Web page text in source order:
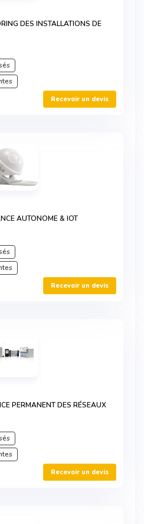
DES INSTALLATIONS DE
Recevoir un devis
AUTONOME & IOT
Recevoir un devis
PERMANENT DES RÉSEAUX
Recevoir un devis